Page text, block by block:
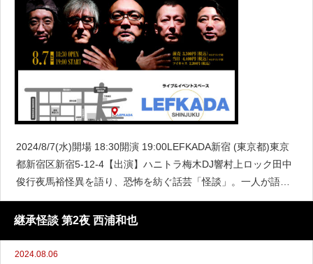
2024/8/7(水)開場 18:30開演 19:00LEFKADA新宿 (東京都)東京
都新宿区新宿5-12-4【出演】ハニトラ梅木DJ響村上ロック田中
俊行夜馬裕怪異を語り、恐怖を紡ぐ話芸「怪談」。一人が語っ
た怪談が脳を刺激し、別の人間の記憶が蘇る。そんな怪異の連
鎖反応とも呼ぶべき
継承怪談 第2夜 西浦和也
2024.08.06